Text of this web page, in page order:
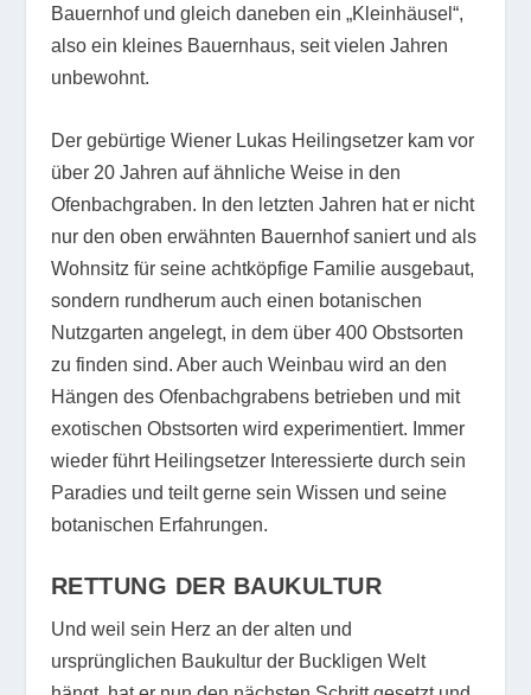
Bauernhof und gleich daneben ein „Kleinhäusel“,
also ein kleines Bauernhaus, seit vielen Jahren
unbewohnt.
Der gebürtige Wiener Lukas Heilingsetzer kam vor
über 20 Jahren auf ähnliche Weise in den
Ofenbachgraben. In den letzten Jahren hat er nicht
nur den oben erwähnten Bauernhof saniert und als
Wohnsitz für seine achtköpfige Familie ausgebaut,
sondern rundherum auch einen botanischen
Nutzgarten angelegt, in dem über 400 Obstsorten
zu finden sind. Aber auch Weinbau wird an den
Hängen des Ofenbachgrabens betrieben und mit
exotischen Obstsorten wird experimentiert. Immer
wieder führt Heilingsetzer Interessierte durch sein
Paradies und teilt gerne sein Wissen und seine
botanischen Erfahrungen.
RETTUNG DER BAUKULTUR
Und weil sein Herz an der alten und
ursprünglichen Baukultur der Buckligen Welt